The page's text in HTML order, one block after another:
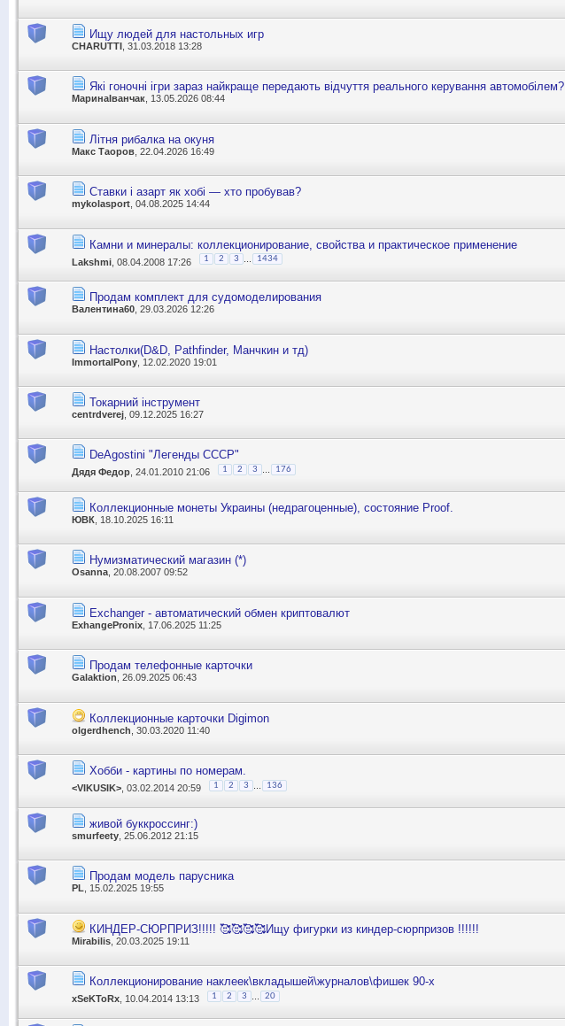
Ищу людей для настольных игр
CHARUTTI , 31.03.2018 13:28
Які гоночні ігри зараз найкраще передають відчуття реального керування автомобілем?
МаринаІванчак , 13.05.2026 08:44
Літня рибалка на окуня
Макс Таоров , 22.04.2026 16:49
Ставки і азарт як хобі — хто пробував?
mykolasport , 04.08.2025 14:44
Камни и минералы: коллекционирование, свойства и практическое применение
Lakshmi , 08.04.2008 17:26 1 2 3 1434
Продам комплект для судомоделирования
Валентина60 , 29.03.2026 12:26
Настолки(D&D, Pathfinder, Манчкин и тд)
ImmortalPony , 12.02.2020 19:01
Токарний інструмент
centrdverej , 09.12.2025 16:27
DeAgostini "Легенды СССР"
Дядя Федор , 24.01.2010 21:06 1 2 3 176
Коллекционные монеты Украины (недрагоценные), состояние Proof.
ЮВК , 18.10.2025 16:11
Нумизматический магазин (*)
Оsanna , 20.08.2007 09:52
Exchanger - автоматический обмен криптовалют
ExhangePronix , 17.06.2025 11:25
Продам телефонные карточки
Galaktion , 26.09.2025 06:43
Коллекционные карточки Digimon
olgerdhench , 30.03.2020 11:40
Хобби - картины по номерам.
<VIKUSIK> , 03.02.2014 20:59 1 2 3 136
живой буккроссинг:)
smurfeety , 25.06.2012 21:15
Продам модель парусника
PL , 15.02.2025 19:55
КИНДЕР-СЮРПРИЗ!!!!! 🥰🥰🥰🥰Ищу фигурки из киндер-сюрпризов !!!!!!
Mirabilis , 20.03.2025 19:11
Коллекционирование наклеек\вкладышей\журналов\фишек 90-х
xSeKToRx , 10.04.2014 13:13 1 2 3 20